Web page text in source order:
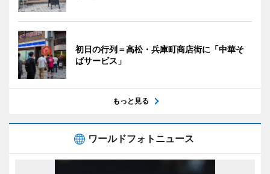
初日の行列＝高松・兵庫町商店街に「中華そ
ばサービス」
もっと見る
ワールドフォトニュース